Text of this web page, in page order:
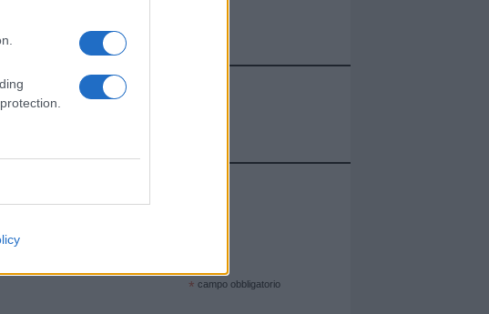
pubblicate sul sito web!
* campo obbligatorio